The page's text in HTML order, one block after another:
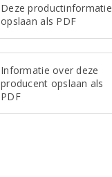
Deze productinformatie
opslaan als PDF
Informatie over deze
producent opslaan als
PDF